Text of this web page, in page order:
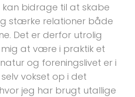
bidrage til at skabe
stærke relationer både
Det er derfor utrolig
at være i praktik et
og foreningslivet er i
vokset op i det
jeg har brugt utallige